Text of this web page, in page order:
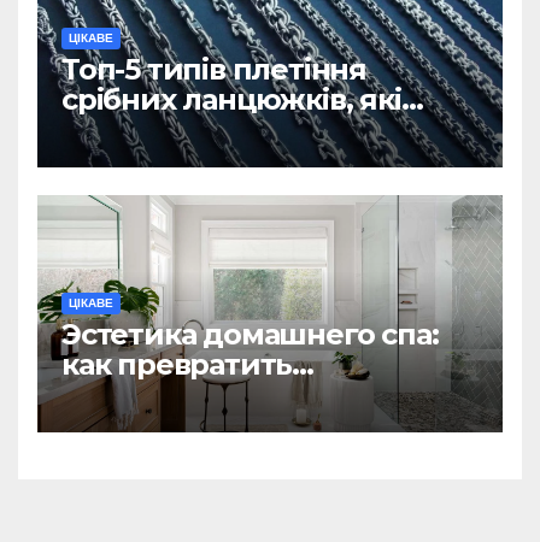
ЦІКАВЕ
Топ-5 типів плетіння
срібних ланцюжків, які
вважаються
найнадійнішими
ЦІКАВЕ
Эстетика домашнего спа:
как превратить
ежедневную гигиену в
восстанавливающий